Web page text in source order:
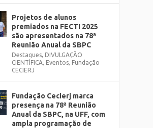
Projetos de alunos
premiados na FECTI 2025
são apresentados na 78ª
Reunião Anual da SBPC
Destaques, DIVULGAÇÃO
CIENTÍFICA, Eventos, Fundação
CECIERJ
Fundação Cecierj marca
presença na 78ª Reunião
Anual da SBPC, na UFF, com
ampla programação de